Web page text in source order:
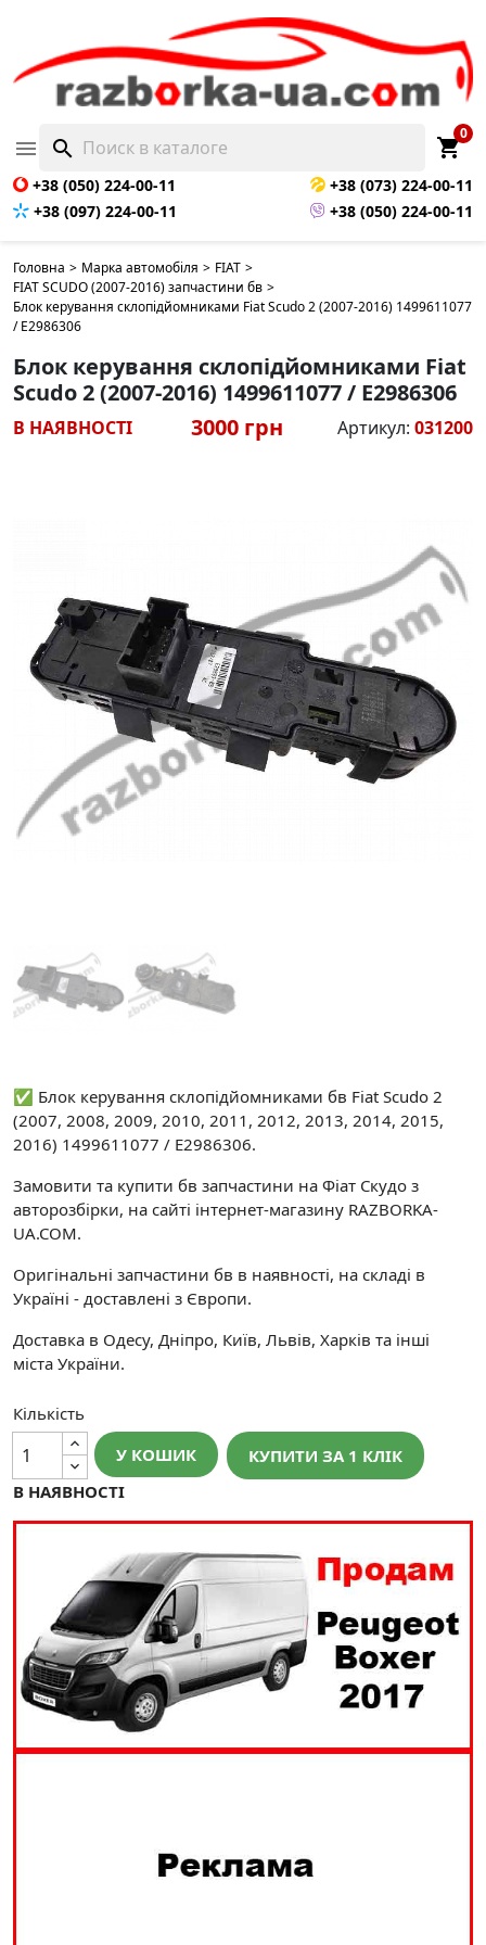
 search shopping_cart
0
+38 (050) 224-00-11
+38 (073) 224-00-11
+38 (097) 224-00-11
+38 (050) 224-00-11
Головна > Марка автомобіля > FIAT >
FIAT SCUDO (2007-2016) запчастини бв >
Блок керування склопідйомниками Fiat Scudo 2 (2007-2016) 1499611077
/ E2986306
Блок керування склопідйомниками Fiat
Scudo 2 (2007-2016) 1499611077 / E2986306
В НАЯВНОСТІ 3000 грн Артикул: 031200
✅ Блок керування склопідйомниками бв Fiat Scudo 2
(2007, 2008, 2009, 2010, 2011, 2012, 2013, 2014, 2015,
2016) 1499611077 / E2986306.
Замовити та купити бв запчастини на Фіат Скудо з
авторозбірки, на сайті інтернет-магазину RAZBORKA-
UA.COM.
Оригінальні запчастини бв в наявності, на складі в
Україні - доставлені з Європи.
Доставка в Одесу, Дніпро, Київ, Львів, Харків та інші
міста України.
Кількість
У КОШИК
КУПИТИ ЗА 1 КЛIК
В НАЯВНОСТІ